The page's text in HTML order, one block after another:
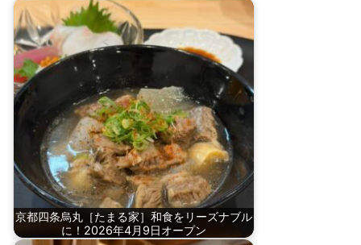
京都四条烏丸［たまる家］和食をリーズナブル
に！2026年4月9日オープン